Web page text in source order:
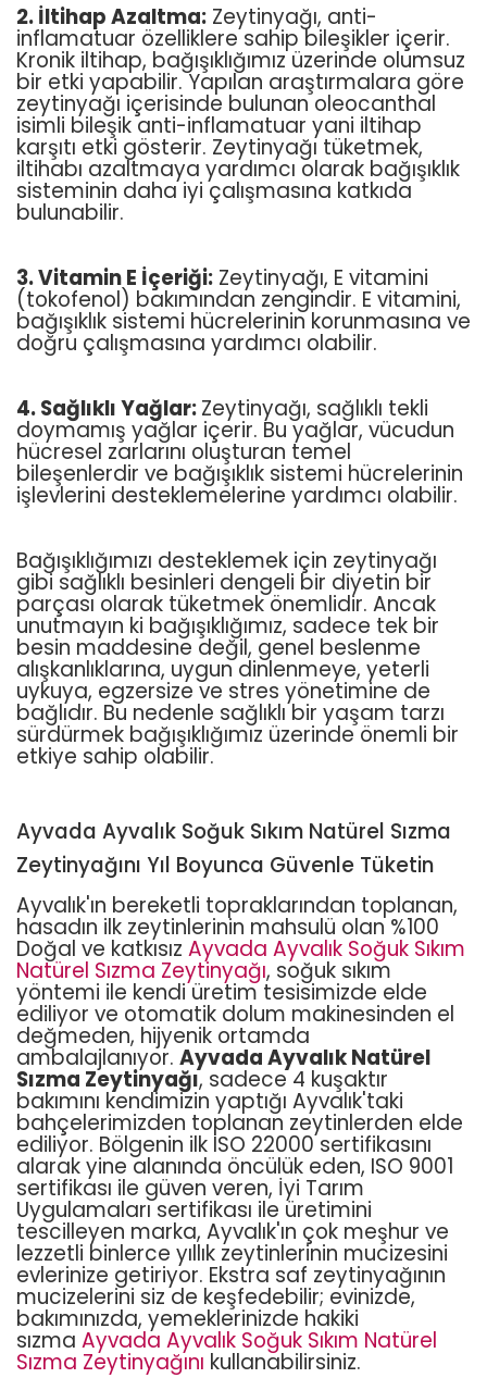
2. İltihap Azaltma: Zeytinyağı, anti-
inflamatuar özelliklere sahip bileşikler içerir.
Kronik iltihap, bağışıklığımız üzerinde olumsuz
bir etki yapabilir. Yapılan araştırmalara göre
zeytinyağı içerisinde bulunan oleocanthal
isimli bileşik anti-inflamatuar yani iltihap
karşıtı etki gösterir. Zeytinyağı tüketmek,
iltihabı azaltmaya yardımcı olarak bağışıklık
sisteminin daha iyi çalışmasına katkıda
bulunabilir.
3. Vitamin E İçeriği: Zeytinyağı, E vitamini
(tokofenol) bakımından zengindir. E vitamini,
bağışıklık sistemi hücrelerinin korunmasına ve
doğru çalışmasına yardımcı olabilir.
4. Sağlıklı Yağlar:Zeytinyağı, sağlıklı tekli
doymamış yağlar içerir. Bu yağlar, vücudun
hücresel zarlarını oluşturan temel
bileşenlerdir ve bağışıklık sistemi hücrelerinin
işlevlerini desteklemelerine yardımcı olabilir.
Bağışıklığımızı desteklemek için zeytinyağı
gibi sağlıklı besinleri dengeli bir diyetin bir
parçası olarak tüketmek önemlidir. Ancak
unutmayın ki bağışıklığımız, sadece tek bir
besin maddesine değil, genel beslenme
alışkanlıklarına, uygun dinlenmeye, yeterli
uykuya, egzersize ve stres yönetimine de
bağlıdır. Bu nedenle sağlıklı bir yaşam tarzı
sürdürmek bağışıklığımız üzerinde önemli bir
etkiye sahip olabilir.
Ayvada Ayvalık Soğuk Sıkım Natürel Sızma
Zeytinyağını Yıl Boyunca Güvenle Tüketin
Ayvalık'ın bereketli topraklarından toplanan,
hasadın ilk zeytinlerinin mahsulü olan %100
Doğal ve katkısız Ayvada Ayvalık Soğuk Sıkım
Natürel Sızma Zeytinyağı, soğuk sıkım
yöntemi ile kendi üretim tesisimizde elde
ediliyor ve otomatik dolum makinesinden el
değmeden, hijyenik ortamda
ambalajlanıyor. Ayvada Ayvalık Natürel
Sızma Zeytinyağı, sadece 4 kuşaktır
bakımını kendimizin yaptığı Ayvalık'taki
bahçelerimizden toplanan zeytinlerden elde
ediliyor. Bölgenin ilk ISO 22000 sertifikasını
alarak yine alanında öncülük eden, ISO 9001
sertifikası ile güven veren, İyi Tarım
Uygulamaları sertifikası ile üretimini
tescilleyen marka, Ayvalık'ın çok meşhur ve
lezzetli binlerce yıllık zeytinlerinin mucizesini
evlerinize getiriyor. Ekstra saf zeytinyağının
mucizelerini siz de keşfedebilir; evinizde,
bakımınızda, yemeklerinizde hakiki
sızma Ayvada Ayvalık Soğuk Sıkım Natürel
Sızma Zeytinyağını kullanabilirsiniz.